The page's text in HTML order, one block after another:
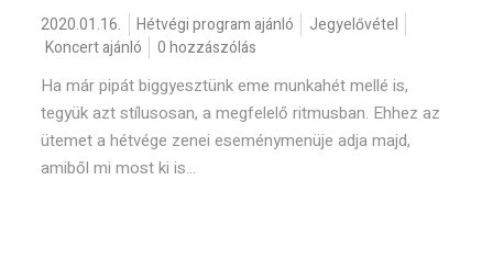
2020.01.16. Hétvégi program ajánló
Jegyelővétel
Koncert ajánló
0 hozzászólás
Ha már pipát biggyesztünk eme munkahét mellé is,
tegyük azt stílusosan, a megfelelő ritmusban. Ehhez az
ütemet a hétvége zenei eseménymenüje adja majd,
amiből mi most ki is...